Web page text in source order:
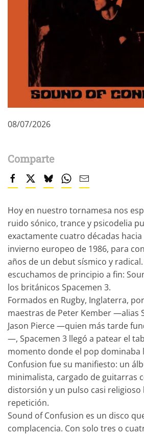
08/07/2026
Comparte
Hoy en nuestro tornamesa nos
ruido sónico, trance y psicodelia
exactamente cuatro décadas hacia
invierno europeo de 1986, para
años de un debut sísmico y
escuchamos de principio a fin:
los británicos Spacemen 3.
Formados en Rugby, Inglaterra,
maestras de Peter Kember —alias
Jason Pierce —quien más tarde
—, Spacemen 3 llegó a patear el
momento donde el pop dominaba
Confusion fue su manifiesto: un
minimalista, cargado de guitarras
distorsión y un pulso casi religioso
repetición.
Sound of Confusion es un disco
complacencia. Con solo tres o